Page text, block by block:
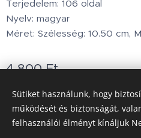
Terjedelem: 106 oldal
Nyelv: magyar
Méret: Szélesség: 10.50 cm,
4 800Ft
Minden jog fenntartva ©
Sütiket használunk, hogy
működését és biztonságát,
felhasználói élményt kínáljuk